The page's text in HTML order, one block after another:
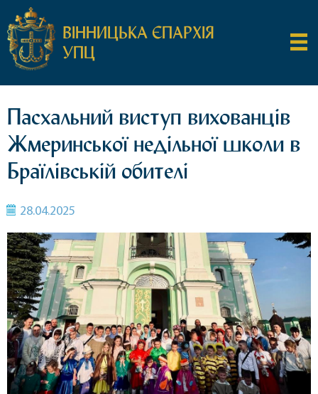
ВІННИЦЬКА ЄПАРХІЯ
УПЦ
Пасхальний виступ вихованців
Жмеринської недільної школи в
Браїлівській обителі
28.04.2025